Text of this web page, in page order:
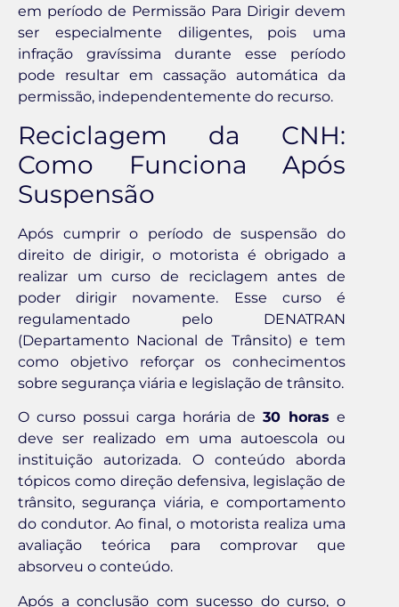
em período de Permissão Para Dirigir devem
ser especialmente diligentes, pois uma
infração gravíssima durante esse período
pode resultar em cassação automática da
permissão, independentemente do recurso.
Reciclagem da CNH:
Como Funciona Após
Suspensão
Após cumprir o período de suspensão do
direito de dirigir, o motorista é obrigado a
realizar um curso de reciclagem antes de
poder dirigir novamente. Esse curso é
regulamentado pelo DENATRAN
(Departamento Nacional de Trânsito) e tem
como objetivo reforçar os conhecimentos
sobre segurança viária e legislação de trânsito.
O curso possui carga horária de30 horas e
deve ser realizado em uma autoescola ou
instituição autorizada. O conteúdo aborda
tópicos como direção defensiva, legislação de
trânsito, segurança viária, e comportamento
do condutor. Ao final, o motorista realiza uma
avaliação teórica para comprovar que
absorveu o conteúdo.
Após a conclusão com sucesso do curso, o